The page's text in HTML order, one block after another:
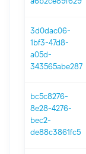
3d0dac06-
1bf3-47d8-
a05d-
343565abe287
bc5c8276-
8e28-4276-
bec2-
de88c3861fc5